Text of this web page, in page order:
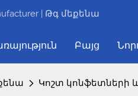
| Թգ մեքենա
Բայց
Կոշտ կոնֆետների